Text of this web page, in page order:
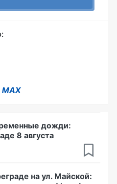
MAX
дожди:
8 августа
на ул. Майской: